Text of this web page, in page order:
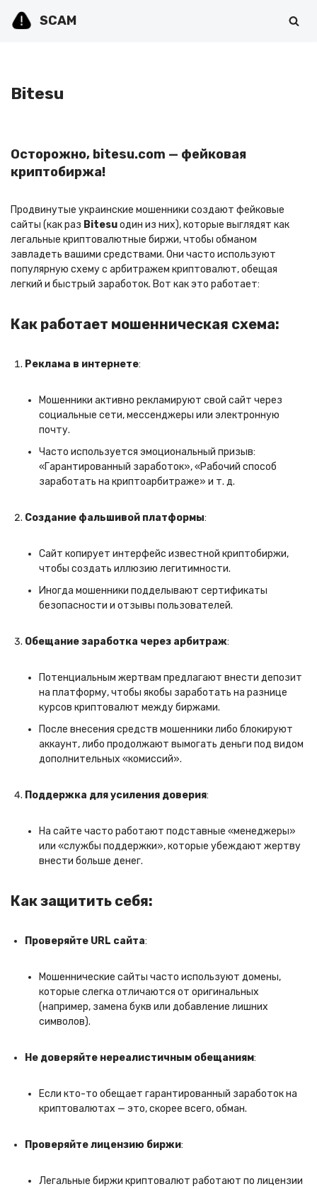
SCAM
Bitesu
Осторожно, bitesu.com — фейковая
криптобиржа!
Продвинутые украинские мошенники создают фейковые
сайты (как раз Bitesuодин из них), которые выглядят как
легальные криптовалютные биржи, чтобы обманом
завладеть вашими средствами. Они часто используют
популярную схему с арбитражем криптовалют, обещая
легкий и быстрый заработок. Вот как это работает:
Как работает мошенническая схема:
Реклама в интернете:
Мошенники активно рекламируют свой сайт через
социальные сети, мессенджеры или электронную
почту.
Часто используется эмоциональный призыв:
«Гарантированный заработок», «Рабочий способ
заработать на криптоарбитраже» и т. д.
Создание фальшивой платформы:
Сайт копирует интерфейс известной криптобиржи,
чтобы создать иллюзию легитимности.
Иногда мошенники подделывают сертификаты
безопасности и отзывы пользователей.
Обещание заработка через арбитраж:
Потенциальным жертвам предлагают внести депозит
на платформу, чтобы якобы заработать на разнице
курсов криптовалют между биржами.
После внесения средств мошенники либо блокируют
аккаунт, либо продолжают вымогать деньги под видом
дополнительных «комиссий».
Поддержка для усиления доверия:
На сайте часто работают подставные «менеджеры»
или «службы поддержки», которые убеждают жертву
внести больше денег.
Как защитить себя:
Проверяйте URL сайта:
Мошеннические сайты часто используют домены,
которые слегка отличаются от оригинальных
(например, замена букв или добавление лишних
символов).
Не доверяйте нереалистичным обещаниям:
Если кто-то обещает гарантированный заработок на
криптовалютах — это, скорее всего, обман.
Проверяйте лицензию биржи:
Легальные биржи криптовалют работают по лицензии